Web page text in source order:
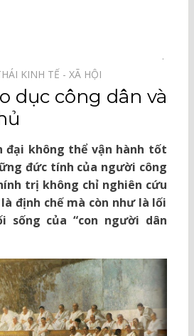
KINH TẾ - XÃ HỘI⠀
dục công dân và
đại không thể vận hành tốt
đức tính của người công
trị không chỉ nghiên cứu
định chế mà còn như là lối
sống của “con người dân